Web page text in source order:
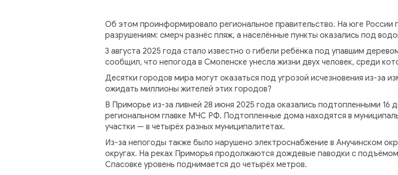
Об этом проинформировало региональное правительство. На юге России
разрушениям: смерч разнёс пляж, а населённые пункты оказались под
3 августа 2025 года стало известно о гибели ребёнка под упавшим
сообщил, что непогода в Смоленске унесла жизни двух человек, среди
Десятки городов мира могут оказаться под угрозой исчезновения из-за
ожидать миллионы жителей этих городов?
В Приморье из-за ливней 28 июня 2025 года оказались подтопленными 16
региональном главке МЧС РФ. Подтопленные дома находятся в
участки — в четырёх разных муниципалитетах.
Из-за непогоды также было нарушено электроснабжение в Анучинском
округах. На реках Приморья продолжаются дождевые паводки с
Спасовке уровень поднимается до четырёх метров.